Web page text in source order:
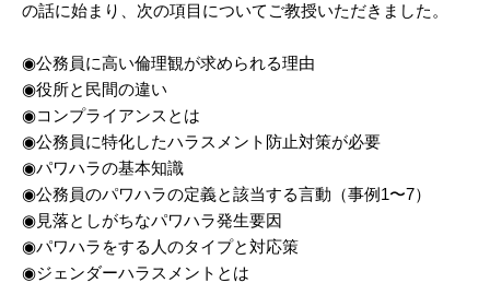
の話に始まり、次の項目についてご教授いただきました。
◉公務員に高い倫理観が求められる理由
◉役所と民間の違い
◉コンプライアンスとは
◉公務員に特化したハラスメント防止対策が必要
◉パワハラの基本知識
◉公務員のパワハラの定義と該当する言動（事例1〜7）
◉見落としがちなパワハラ発生要因
◉パワハラをする人のタイプと対応策
◉ジェンダーハラスメントとは